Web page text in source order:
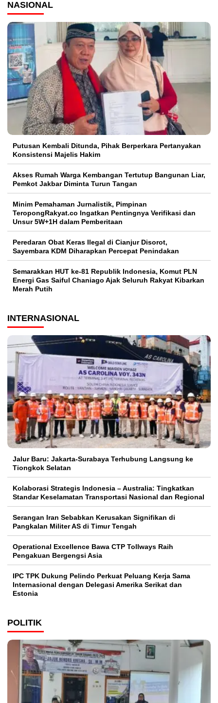
NASIONAL
Putusan Kembali Ditunda, Pihak Berperkara Pertanyakan
Konsistensi Majelis Hakim
Akses Rumah Warga Kembangan Tertutup Bangunan Liar,
Pemkot Jakbar Diminta Turun Tangan
Minim Pemahaman Jurnalistik, Pimpinan
TeropongRakyat.co Ingatkan Pentingnya Verifikasi dan
Unsur 5W+1H dalam Pemberitaan
Peredaran Obat Keras Ilegal di Cianjur Disorot,
Sayembara KDM Diharapkan Percepat Penindakan
Semarakkan HUT ke-81 Republik Indonesia, Komut PLN
Energi Gas Saiful Chaniago Ajak Seluruh Rakyat Kibarkan
Merah Putih
INTERNASIONAL
Jalur Baru: Jakarta-Surabaya Terhubung Langsung ke
Tiongkok Selatan
Kolaborasi Strategis Indonesia – Australia: Tingkatkan
Standar Keselamatan Transportasi Nasional dan Regional
Serangan Iran Sebabkan Kerusakan Signifikan di
Pangkalan Militer AS di Timur Tengah
Operational Excellence Bawa CTP Tollways Raih
Pengakuan Bergengsi Asia
IPC TPK Dukung Pelindo Perkuat Peluang Kerja Sama
Internasional dengan Delegasi Amerika Serikat dan
Estonia
POLITIK